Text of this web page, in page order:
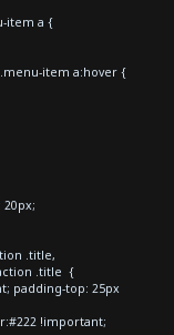
item a {
item a:hover {
.title,
.title {
padding-top: 25px
!important;